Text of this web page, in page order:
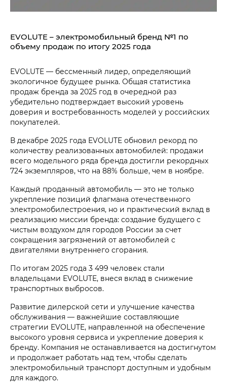
EVOLUTE – электромобильный бренд №1 по
объему продаж по итогу 2025 года
EVOLUTE — бессменный лидер, определяющий
экологичное будущее рынка. Общая статистика
продаж бренда за 2025 год в очередной раз
убедительно подтверждает высокий уровень
доверия и востребованность моделей у российских
покупателей.
В декабре 2025 года EVOLUTE обновил рекорд по
количеству реализованных автомобилей: продажи
всего модельного ряда бренда достигли рекордных
724 экземпляров, что на 88% больше, чем в ноябре.
Каждый проданный автомобиль — это не только
укрепление позиций флагмана отечественного
электромобилестроения, но и практический вклад в
реализацию миссии бренда: создание будущего с
чистым воздухом для городов России за счет
сокращения загрязнений от автомобилей с
двигателями внутреннего сгорания.
По итогам 2025 года 3 499 человек стали
владельцами EVOLUTE, внеся вклад в снижение
транспортных выбросов.
Развитие дилерской сети и улучшение качества
обслуживания — важнейшие составляющие
стратегии EVOLUTE, направленной на обеспечение
высокого уровня сервиса и укрепление доверия к
бренду. Компания не останавливается на достигнутом
и продолжает работать над тем, чтобы сделать
электромобильный транспорт доступным и удобным
для каждого.